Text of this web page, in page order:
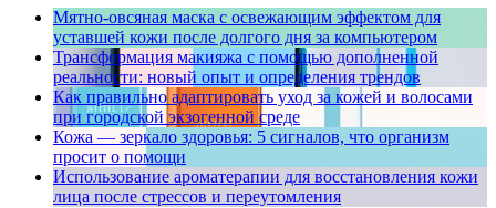
Мятно-овсяная маска с освежающим эффектом для
уставшей кожи после долгого дня за компьютером
Трансформация макияжа с помощью дополненной
реальности: новый опыт и определения трендов
Как правильно адаптировать уход за кожей и волосами
при городской экзогенной среде
Кожа — зеркало здоровья: 5 сигналов, что организм
просит о помощи
Использование ароматерапии для восстановления кожи
лица после стрессов и переутомления